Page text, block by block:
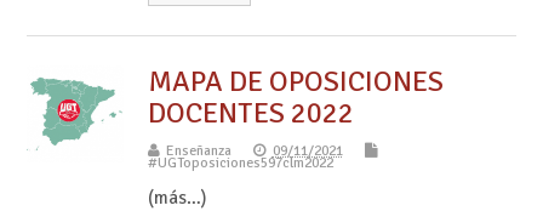
MAPA DE OPOSICIONES
DOCENTES 2022
Enseñanza 09/11/2021
#UGToposiciones597clm2022
(más…)